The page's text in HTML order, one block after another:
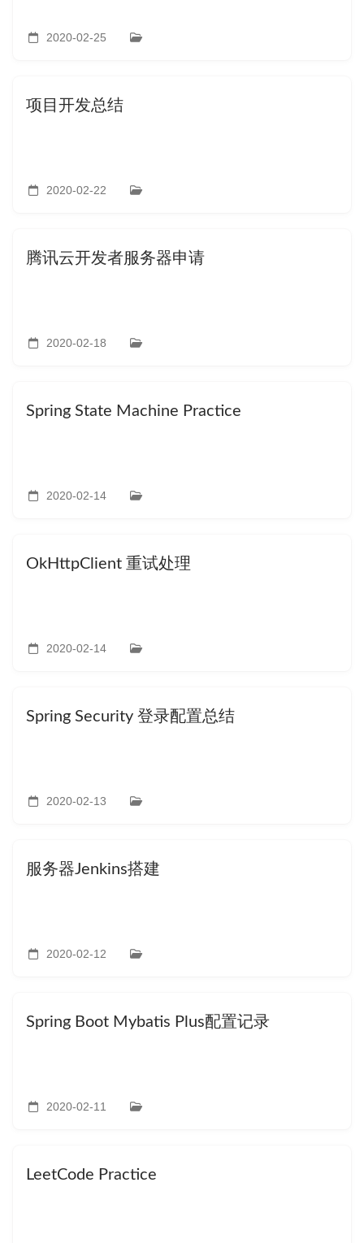
2020-02-25
项目开发总结
2020-02-22
腾讯云开发者服务器申请
2020-02-18
Spring State Machine Practice
2020-02-14
OkHttpClient 重试处理
2020-02-14
Spring Security 登录配置总结
2020-02-13
服务器Jenkins搭建
2020-02-12
Spring Boot Mybatis Plus配置记录
2020-02-11
LeetCode Practice